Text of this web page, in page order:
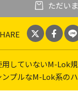
ただい
用していないM-Lok
ンプルなM-Lok系の